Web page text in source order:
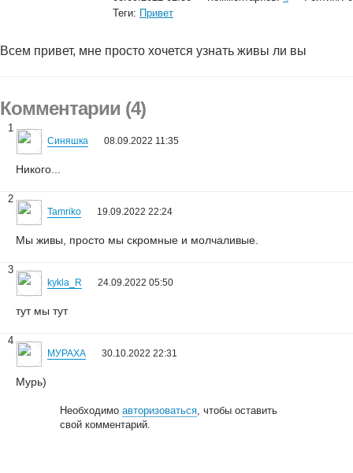
Теги: Привет
Всем привет, мне просто хочется узнать живы ли вы
Комментарии (4)
1
Синяшка 08.09.2022 11:35
Никого...
2
Tamriko 19.09.2022 22:24
Мы живы, просто мы скромные и молчаливые.
3
kykla_R 24.09.2022 05:50
тут мы тут
4
МУРАХА 30.10.2022 22:31
Мурь)
Необходимоавторизоваться, чтобы оставить
свой комментарий.